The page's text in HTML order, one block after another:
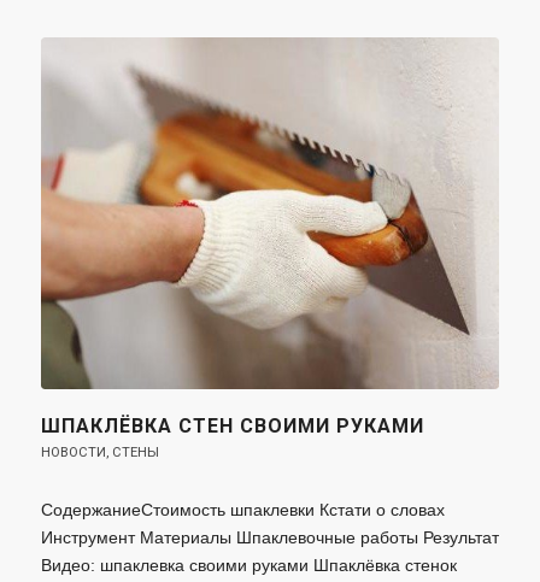
ШПАКЛЁВКА СТЕН СВОИМИ РУКАМИ
НОВОСТИ , СТЕНЫ
СодержаниеСтоимость шпаклевки Кстати о словах
Инструмент Материалы Шпаклевочные работы Результат
Видео: шпаклевка своими руками Шпаклёвка стенок